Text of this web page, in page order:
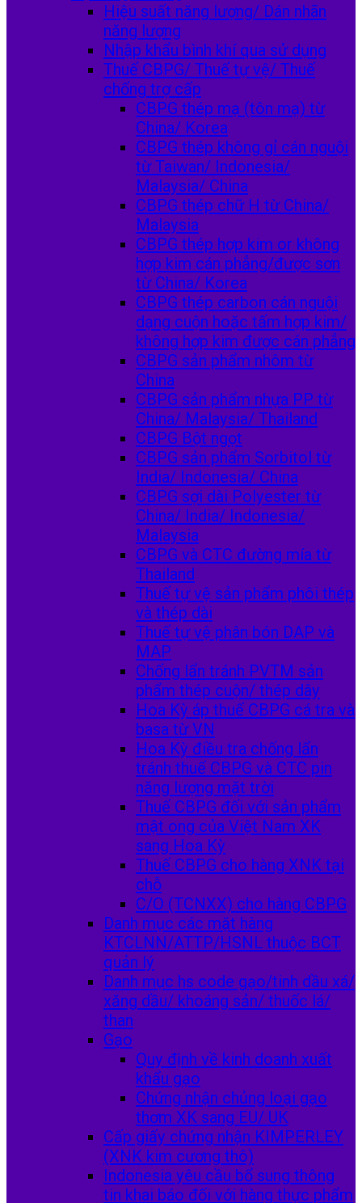
Hiệu suất năng lượng/ Dán nhãn
năng lượng
Nhập khẩu bình khí qua sử dụng
Thuế CBPG/ Thuế tự vệ/ Thuế
chống trợ cấp
CBPG thép mạ (tôn mạ) từ
China/ Korea
CBPG thép không gỉ cán nguội
từ Taiwan/ Indonesia/
Malaysia/ China
CBPG thép chữ H từ China/
Malaysia
CBPG thép hợp kim or không
hợp kim cán phẳng/được sơn
từ China/ Korea
CBPG thép carbon cán nguội
dạng cuộn hoặc tấm hợp kim/
không hợp kim được cán phẳng
CBPG sản phẩm nhôm từ
China
CBPG sản phẩm nhựa PP từ
China/ Malaysia/ Thailand
CBPG Bột ngọt
CBPG sản phẩm Sorbitol từ
India/ Indonesia/ China
CBPG sợi dài Polyester từ
China/ India/ Indonesia/
Malaysia
CBPG và CTC đường mía từ
Thailand
Thuế tự vệ sản phẩm phôi thép
và thép dài
Thuế tự vệ phân bón DAP và
MAP
Chống lẩn tránh PVTM sản
phẩm thép cuộn/ thép dây
Hoa Kỳ áp thuế CBPG cá tra và
basa từ VN
Hoa Kỳ điều tra chống lẩn
tránh thuế CBPG và CTC pin
năng lượng mặt trời
Thuế CBPG đối với sản phẩm
mật ong của Việt Nam XK
sang Hoa Kỳ
Thuế CBPG cho hàng XNK tại
chỗ
C/O (TCNXX) cho hàng CBPG
Danh mục các mặt hàng
KTCLNN/ATTP/HSNL thuộc BCT
quản lý
Danh mục hs code gạo/tinh dầu xá/
xăng dầu/ khoáng sản/ thuốc lá/
than
Gạo
Quy định về kinh doanh xuất
khẩu gạo
Chứng nhận chủng loại gạo
thơm XK sang EU/ UK
Cấp giấy chứng nhận KIMPERLEY
(XNK kim cương thô)
Indonesia yêu cầu bổ sung thông
tin khai báo đối với hàng thực phẩm